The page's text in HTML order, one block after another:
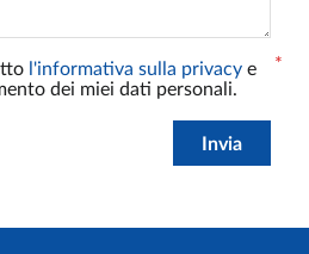
l'informativa sulla privacye
dei miei dati personali.
Invia